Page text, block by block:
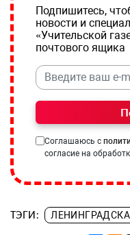
Подпишитесь,
новости и
«Учительской
почтового ящика
Соглашаюсь с
согласие на
ТЭГИ: